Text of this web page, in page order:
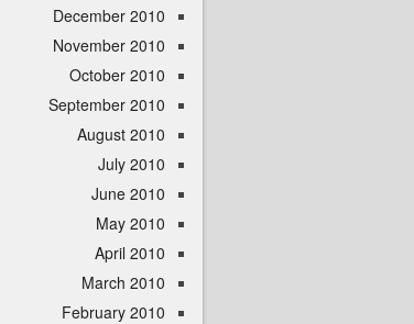
December 2010
November 2010
October 2010
September 2010
August 2010
July 2010
June 2010
May 2010
April 2010
March 2010
February 2010